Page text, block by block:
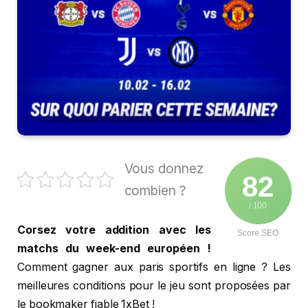
82
/ 100
Score SEO
Vous donnez
combien ?
Corsez votre addition avec les
matchs du week-end européen !
Comment gagner aux paris sportifs en ligne ? Les
meilleures conditions pour le jeu sont proposées par
le bookmaker fiable 1xBet !